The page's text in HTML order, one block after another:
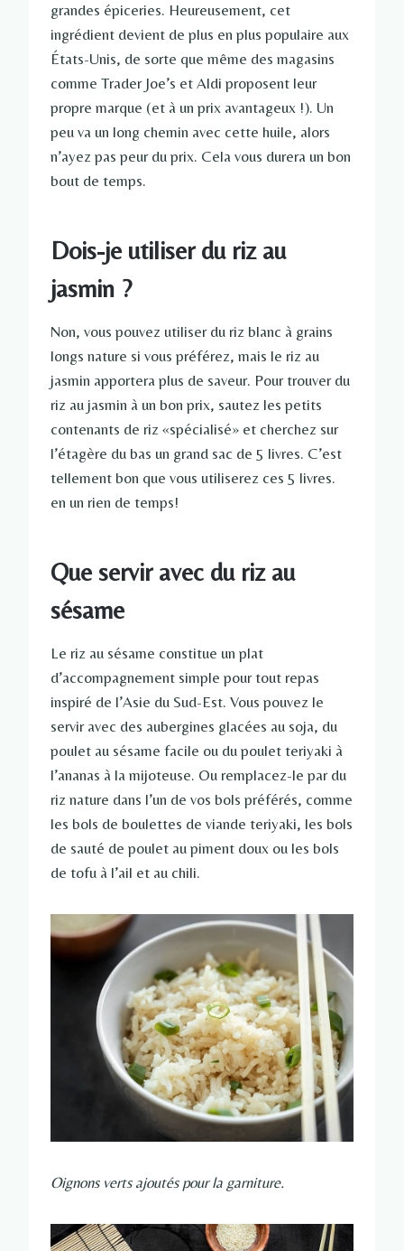
grandes épiceries. Heureusement, cet
ingrédient devient de plus en plus populaire aux
États-Unis, de sorte que même des magasins
comme Trader Joe’s et Aldi proposent leur
propre marque (et à un prix avantageux !). Un
peu va un long chemin avec cette huile, alors
n’ayez pas peur du prix. Cela vous durera un bon
bout de temps.
Dois-je utiliser du riz au
jasmin ?
Non, vous pouvez utiliser du riz blanc à grains
longs nature si vous préférez, mais le riz au
jasmin apportera plus de saveur. Pour trouver du
riz au jasmin à un bon prix, sautez les petits
contenants de riz «spécialisé» et cherchez sur
l’étagère du bas un grand sac de 5 livres. C’est
tellement bon que vous utiliserez ces 5 livres.
en un rien de temps!
Que servir avec du riz au
sésame
Le riz au sésame constitue un plat
d’accompagnement simple pour tout repas
inspiré de l’Asie du Sud-Est. Vous pouvez le
servir avec des aubergines glacées au soja, du
poulet au sésame facile ou du poulet teriyaki à
l’ananas à la mijoteuse. Ou remplacez-le par du
riz nature dans l’un de vos bols préférés, comme
les bols de boulettes de viande teriyaki, les bols
de sauté de poulet au piment doux ou les bols
de tofu à l’ail et au chili.
Oignons verts ajoutés pour la garniture.